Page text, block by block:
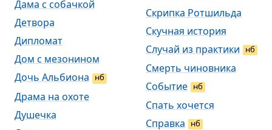
Дама с собачкой
Детвора
Дипломат
Дом с мезонином
Дочь Альбиона
нб
Драма на охоте
Душечка
Скрипка Ротшильда
Скучная история
Случай из практики
нб
Смерть чиновника
Событие нб
Спать хочется
Справка
нб